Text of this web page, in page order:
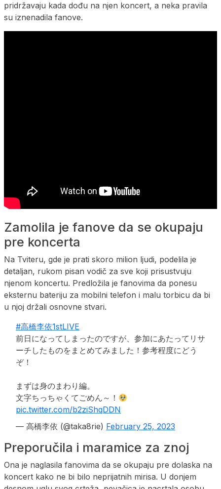
pridržavaju kada dođu na njen koncert, a neka pravila
su iznenadila fanove.
Zamolila je fanove da se okupaju
pre koncerta
Na Tviteru, gde je prati skoro milion ljudi, podelila je
detaljan, rukom pisan vodič za sve koji prisustvuju
njenom koncertu. Predložila je fanovima da ponesu
eksternu bateriju za mobilni telefon i malu torbicu da bi
u njoj držali osnovne stvari.
#高橋李依1stLIVE
前日になってしまったのですが、参加にあたってリサ
ーチしたものをまとめてみました！参考程度にどう
ぞ！
まずは身のまわり編。
文字ちっちゃくてごめん～！
pic.twitter.com/b2ziShqDDN
— 高橋李依 (@taka8rie) February 25, 2023
Preporučila i maramice za znoj
Ona je naglasila fanovima da se okupaju pre dolaska na
koncert kako ne bi bilo neprijatnih mirisa. U donjem